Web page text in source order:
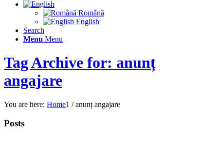
Română
English
Search
Menu Menu
Tag Archive for: anunț
angajare
You are here: Home1 / anunț angajare
Posts